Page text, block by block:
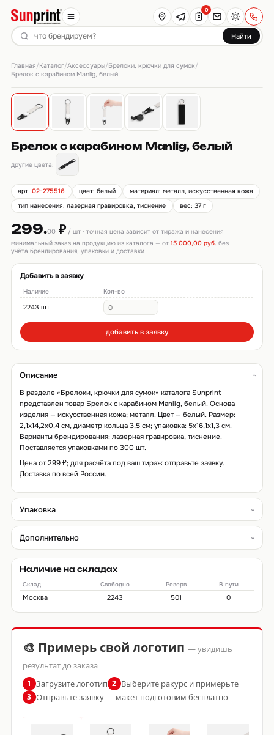
Найти
0
Главная/Каталог/Аксессуары/Брелоки, крючки для сумок/
Брелок с карабином Manlig, белый
Брелок с карабином Manlig, белый
другие цвета:
арт.02-275516 цвет: белый
материал: металл, искусственная кожа
тип нанесения: лазерная гравировка, тиснение
вес: 37 г
299.00₽/ шт · точная цена зависит от тиража и нанесения
минимальный заказ на продукцию из каталога — от 15 000,00 руб. без
учёта брендирования, упаковки и доставки
Добавить в заявку
Наличие Кол-во
2243 шт
добавить в заявку
Описание
В разделе «Брелоки, крючки для сумок» каталога Sunprint
представлен товар Брелок с карабином Manlig, белый. Основа
изделия — искусственная кожа; металл. Цвет — белый. Размер:
2,1х14,2х0,4 см, диаметр кольца 3,5 см; упаковка: 5x16,1x1,3 см.
Варианты брендирования: лазерная гравировка, тиснение.
Поставляется упаковками по 300 шт.
Цена от 299 ₽; для расчёта под ваш тираж отправьте заявку.
Доставка по всей России.
Упаковка
Дополнительно
Наличие на складах
Склад Свободно Резерв В пути
Москва 2243 501 0
🎨 Примерь свой логотип — увидишь
результат до заказа
1 Загрузите логотип 2 Выберите ракурс и примерьте
3 Отправьте заявку — макет подготовим бесплатно